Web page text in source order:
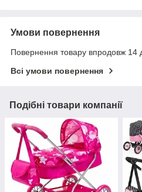
Умови повернення
Повернення товару впродовж 14
Всі умови повернення
Подібні товари компанії